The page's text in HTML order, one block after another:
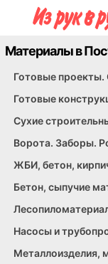
Материалы в
Готовые проекты.
Готовые
Сухие
Ворота. Заборы.
ЖБИ, бетон,
Бетон, сыпучие
Насосы и
Металлоизделия,
Металлопрокат
Отопление,
Облицовочные
Печи и камины
Кровельные
Изоляционные
Лестницы и их
Элементы
Фасадные
Прочие